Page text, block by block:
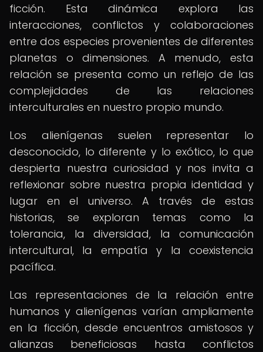
ficción. Esta dinámica explora las
interacciones, conflictos y colaboraciones
entre dos especies provenientes de diferentes
planetas o dimensiones. A menudo, esta
relación se presenta como un reflejo de las
complejidades de las relaciones
interculturales en nuestro propio mundo.
Los alienígenas suelen representar lo
desconocido, lo diferente y lo exótico, lo que
despierta nuestra curiosidad y nos invita a
reflexionar sobre nuestra propia identidad y
lugar en el universo. A través de estas
historias, se exploran temas como la
tolerancia, la diversidad, la comunicación
intercultural, la empatía y la coexistencia
pacífica.
Las representaciones de la relación entre
humanos y alienígenas varían ampliamente
en la ficción, desde encuentros amistosos y
alianzas beneficiosas hasta conflictos